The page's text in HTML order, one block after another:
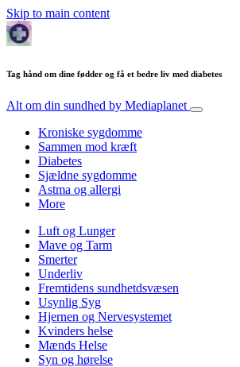
Skip to main content
Tag hånd om dine fødder og få et bedre liv med diabetes
Alt om din sundhed by Mediaplanet
Kroniske sygdomme
Sammen mod kræft
Diabetes
Sjældne sygdomme
Astma og allergi
More
Luft og Lunger
Mave og Tarm
Smerter
Underliv
Fremtidens sundhetdsvæsen
Usynlig Syg
Hjernen og Nervesystemet
Kvinders helse
Mænds Helse
Syn og hørelse